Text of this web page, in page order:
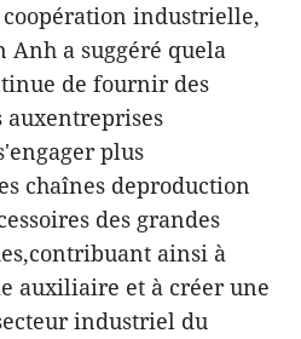
industrielle,
a suggéré quela
de fournir des
plus
chaînes deproduction
des grandes
ainsi à
auxiliaire et à créer une
industriel du